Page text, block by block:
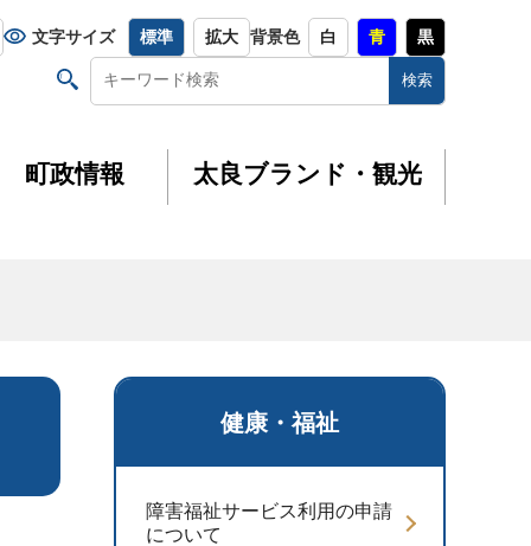
文字サイズ 標準 拡大 背景色 白 青 黒
町政情報 太良ブランド・観光
健康・福祉
障害福祉サービス利用の申請
について